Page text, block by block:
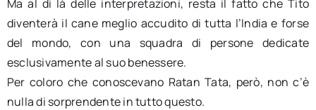
Ma al di là delle interpretazioni, resta il fatto che Tito
diventerà il cane meglio accudito di tutta l’India e forse
del mondo, con una squadra di persone dedicate
esclusivamente al suo benessere.
Per coloro che conoscevano Ratan Tata, però, non c’è
nulla di sorprendente in tutto questo.